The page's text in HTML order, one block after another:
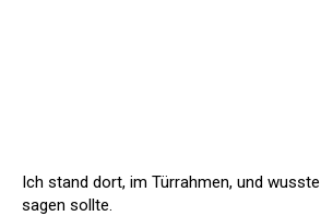
Ich stand dort, im Türrahmen, und
sagen sollte.